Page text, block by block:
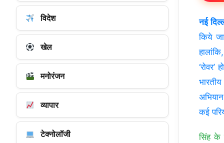
नई
किये
कई
सिंह के
विदेश
खेल
मनोरंजन
व्यापार
टेक्नोलॉजी